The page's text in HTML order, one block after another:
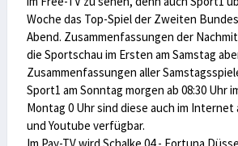
Woche das Top-Spiel der Zweiten
Abend. Zusammenfassungen der
die Sportschau im Ersten am Samstag
Zusammenfassungen aller
Sport1 am Sonntag morgen ab 08:30 Uhr
Montag 0 Uhr sind diese auch im
und Youtube verfügbar.